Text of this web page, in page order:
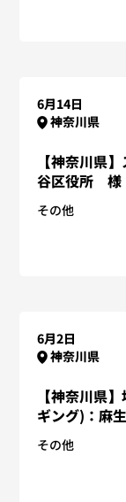
6月14日
神奈川県
【神奈川県
谷区役所 様
その他
6月2日
神奈川県
【神奈川県
ギング)：麻
その他